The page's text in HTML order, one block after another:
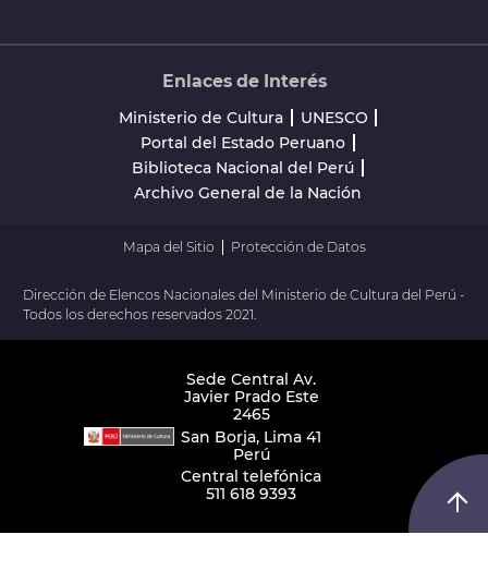
Enlaces de Interés
Ministerio de Cultura
UNESCO
Portal del Estado Peruano
Biblioteca Nacional del Perú
Archivo General de la Nación
Mapa del Sitio Protección de Datos
Dirección de Elencos Nacionales del Ministerio de Cultura del Perú -
Todos los derechos reservados 2021.
Sede Central Av.
Javier Prado Este
2465
San Borja, Lima 41
Perú
Central telefónica
511 618 9393